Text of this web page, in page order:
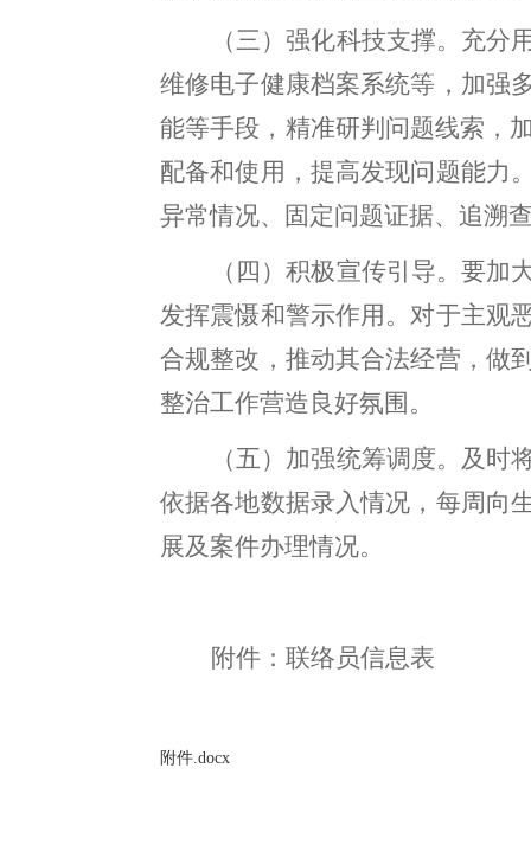
（三）强化科技支撑。 充分
维修电子健康档案系统等 ， 加强
能等手段 ， 精准研判问题线索，
配备和使用 ， 提高发现问题能力
异常情况、固定问题证据、 追溯
（ 四）积极宣传引导。要加
发挥震慑和警示作用 。对于主观
合规整改 ， 推动其合法经营，做
整治工作营造良好氛围 。
（五）加强统筹调度。 及时
依据各地数据录入情况，每周向
展及案件办理情况。
附件： 联络员信息表
附件.docx